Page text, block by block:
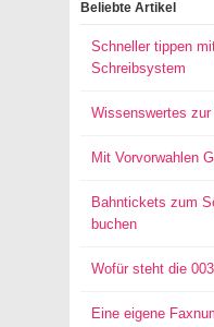
Beliebte Artikel
Schneller tippen
Schreibsystem
Wissenswertes zur
Mit Vorvorwahlen
Bahntickets zum
buchen
Wofür steht die
Eine eigene